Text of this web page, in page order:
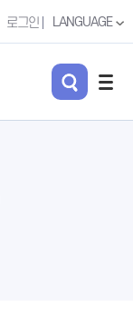
로그인 LANGUAGE